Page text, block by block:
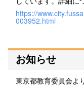
https://
003952.html
お知らせ
東京都教育委員会よ